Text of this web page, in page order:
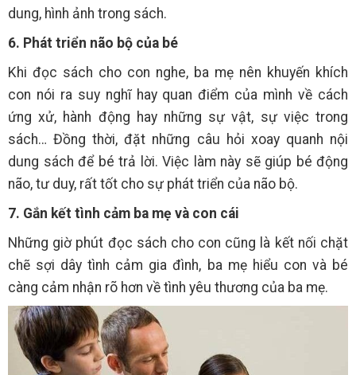
dung, hình ảnh trong sách.
6. Phát triển não bộ của bé
Khi đọc sách cho con nghe, ba mẹ nên khuyến khích
con nói ra suy nghĩ hay quan điểm của mình về cách
ứng xử, hành động hay những sự vật, sự việc trong
sách… Đồng thời, đặt những câu hỏi xoay quanh nội
dung sách để bé trả lời. Việc làm này sẽ giúp bé động
não, tư duy, rất tốt cho sự phát triển của não bộ.
7. Gắn kết tình cảm ba mẹ và con cái
Những giờ phút đọc sách cho con cũng là kết nối chặt
chẽ sợi dây tình cảm gia đình, ba mẹ hiểu con và bé
càng cảm nhận rõ hơn về tình yêu thương của ba mẹ.